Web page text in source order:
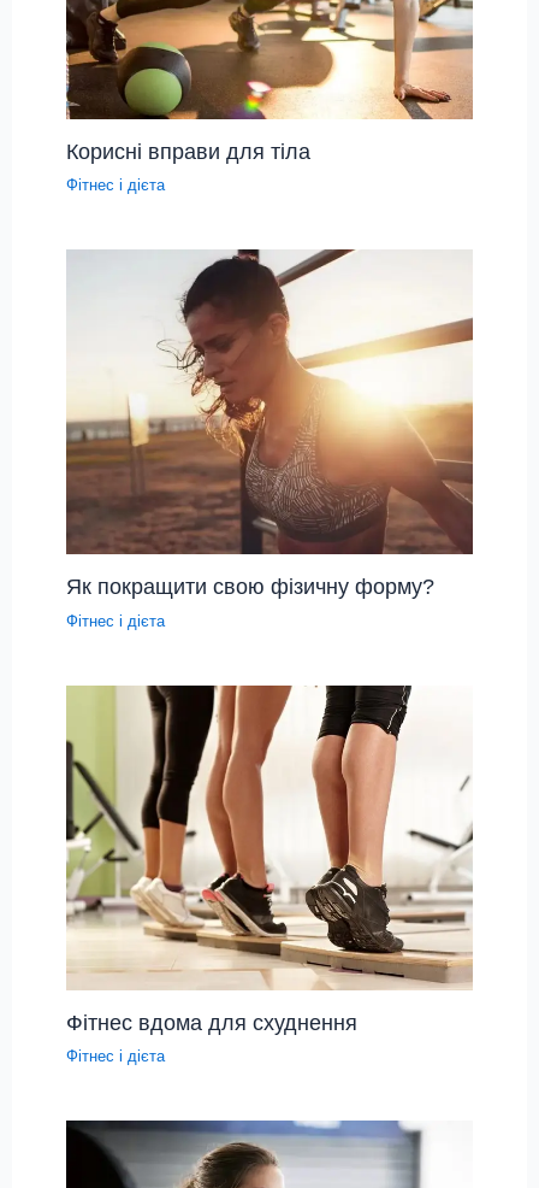
Корисні вправи для тіла
Фітнес і дієта
Як покращити свою фізичну форму?
Фітнес і дієта
Фітнес вдома для схуднення
Фітнес і дієта